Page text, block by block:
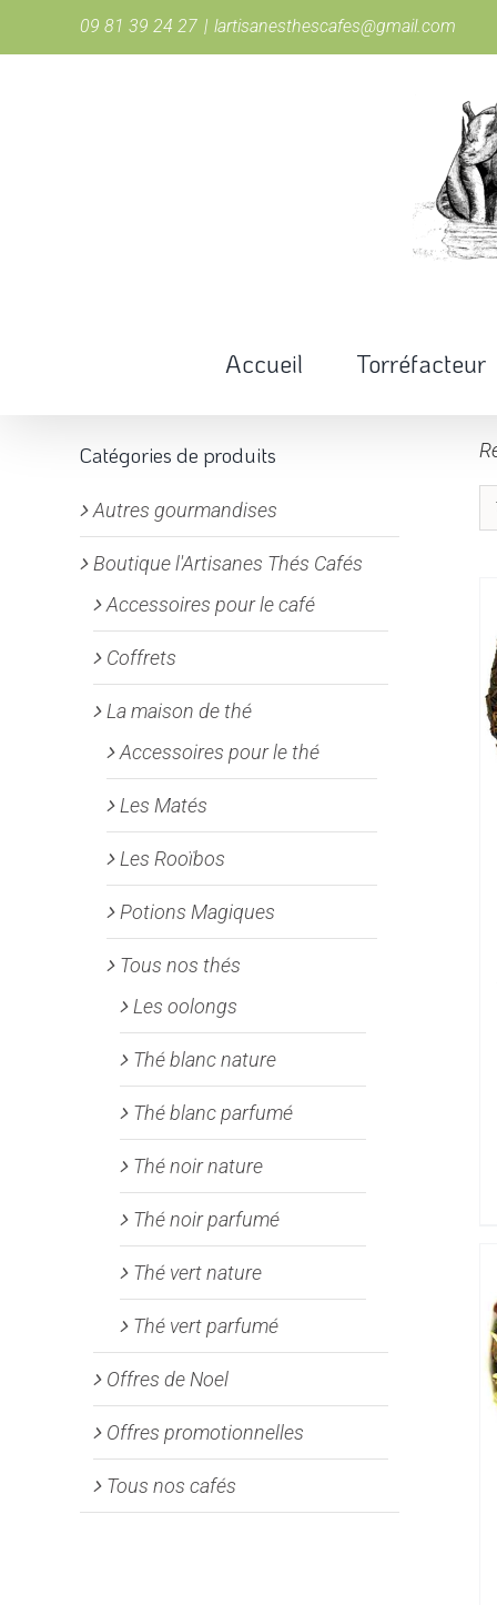
09 81 39 24 27 | lartisanesthescafes@gmail.com
Accueil Torréfacteur
Catégories de produits
Autres gourmandises
Boutique l'Artisanes Thés Cafés
Accessoires pour le café
Coffrets
La maison de thé
Accessoires pour le thé
Les Matés
Les Rooïbos
Potions Magiques
Tous nos thés
Les oolongs
Thé blanc nature
Thé blanc parfumé
Thé noir nature
Thé noir parfumé
Thé vert nature
Thé vert parfumé
Offres de Noel
Offres promotionnelles
Tous nos cafés